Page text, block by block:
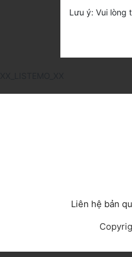
Lưu ý: Vui lòng
Liên hệ bản